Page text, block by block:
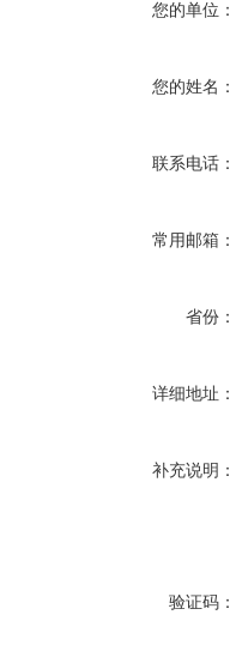
您的单位：
您的姓名：
联系电话：
常用邮箱：
省份：
详细地址：
补充说明：
验证码：